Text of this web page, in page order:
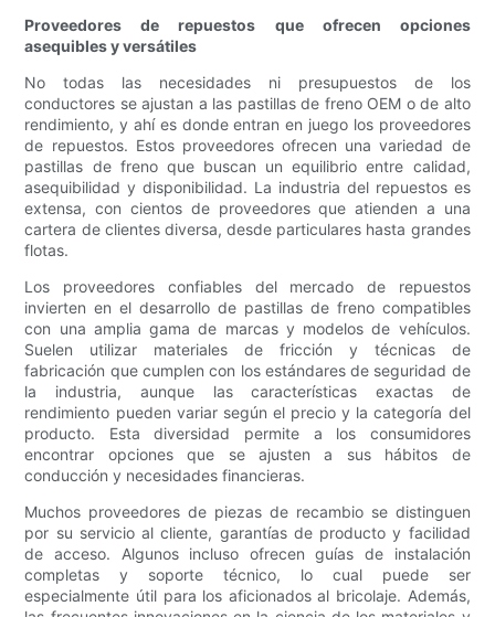
Proveedores de repuestos que ofrecen opciones
asequibles y versátiles
No todas las necesidades ni presupuestos de los
conductores se ajustan a las pastillas de freno OEM o de alto
rendimiento, y ahí es donde entran en juego los proveedores
de repuestos. Estos proveedores ofrecen una variedad de
pastillas de freno que buscan un equilibrio entre calidad,
asequibilidad y disponibilidad. La industria del repuestos es
extensa, con cientos de proveedores que atienden a una
cartera de clientes diversa, desde particulares hasta grandes
flotas.
Los proveedores confiables del mercado de repuestos
invierten en el desarrollo de pastillas de freno compatibles
con una amplia gama de marcas y modelos de vehículos.
Suelen utilizar materiales de fricción y técnicas de
fabricación que cumplen con los estándares de seguridad de
la industria, aunque las características exactas de
rendimiento pueden variar según el precio y la categoría del
producto. Esta diversidad permite a los consumidores
encontrar opciones que se ajusten a sus hábitos de
conducción y necesidades financieras.
Muchos proveedores de piezas de recambio se distinguen
por su servicio al cliente, garantías de producto y facilidad
de acceso. Algunos incluso ofrecen guías de instalación
completas y soporte técnico, lo cual puede ser
especialmente útil para los aficionados al bricolaje. Además,